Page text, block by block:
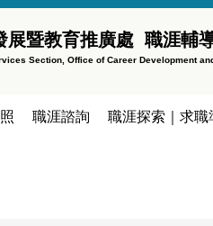
展暨教育推廣處 職涯輔
Section, Office of Career Development
職涯諮詢 職涯探索｜求職